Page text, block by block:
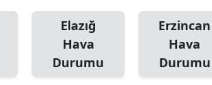
Elazığ
Hava
Durumu
Erzincan
Hava
Durumu